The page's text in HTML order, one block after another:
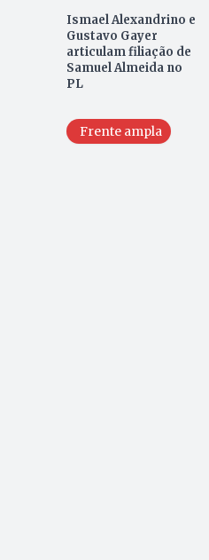
Ismael Alexandrino e
Gustavo Gayer
articulam filiação de
Samuel Almeida no
PL
Frente ampla